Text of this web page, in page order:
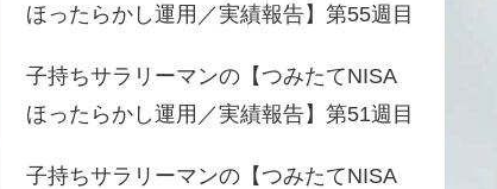
ほったらかし運用／実績報告】第55週目
子持ちサラリーマンの【つみたてNISA
ほったらかし運用／実績報告】第51週目
子持ちサラリーマンの【つみたてNISA